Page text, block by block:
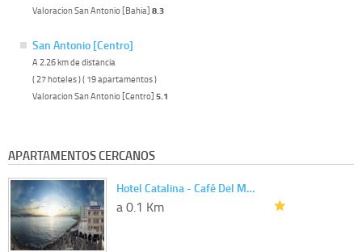
Valoracion San Antonio [Bahia] 8.3
San Antonio [Centro]
A 2.26 km de distancia
( 27 hoteles ) ( 19 apartamentos )
Valoracion San Antonio [Centro] 5.1
APARTAMENTOS CERCANOS
Hotel Catalina - Café Del M…
a 0.1 Km